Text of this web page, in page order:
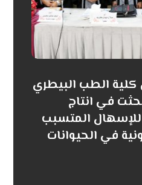
الطب البيطري
في انتاج
المتسبب
في الحيوانات